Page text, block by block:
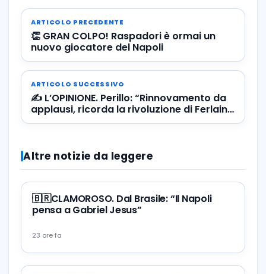
ARTICOLO PRECEDENTE
👏 GRAN COLPO! Raspadori è ormai un
nuovo giocatore del Napoli
ARTICOLO SUCCESSIVO
✍️ L’OPINIONE. Perillo: “Rinnovamento da
applausi, ricorda la rivoluzione di Ferlaino
e Moggi dell’estate ‘88 quando il Napoli…”
Altre notizie da leggere
🇧🇷CLAMOROSO. Dal Brasile: “Il Napoli
pensa a Gabriel Jesus”
23 ore fa